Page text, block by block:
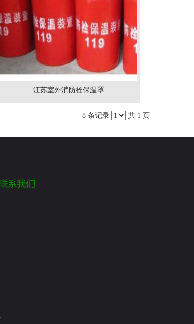
江苏室外消防栓保温罩
8 条记录 共 1 页